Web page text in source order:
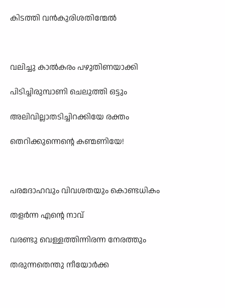
കിടത്തി വൻകുരിശതിന്മേൽ
വലിച്ചു കാൽകരം പഴുതിണയാക്കി
പിടിച്ചിരുമ്പാണി ചെലുത്തി ഒട്ടും
അലിവില്ലാതടിച്ചിറക്കിയേ രക്തം
തെറിക്കുന്നെന്റെ കണ്മണിയേ!
പരമദാഹവും വിവശതയും കൊണ്ടധികം
തളർന്ന എന്റെ നാവ്
വരണ്ടു വെള്ളത്തിന്നിരന്ന നേരത്തും
തരുന്നതെന്തു നീയോർക്ക